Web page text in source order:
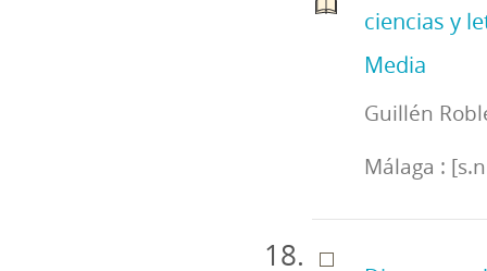
ciencias y
Media
Guillén
Málaga :